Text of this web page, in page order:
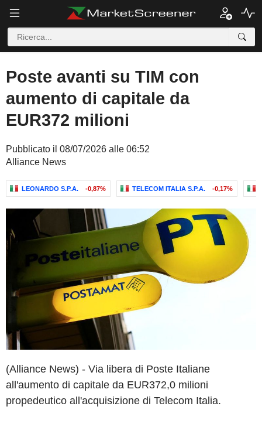
Poste avanti su TIM con
aumento di capitale da
EUR372 milioni
Pubblicato il 08/07/2026 alle 06:52
Alliance News
LEONARDO S.P.A. -0,87% TELECOM ITALIA S.P.A. -0,17%
(Alliance News) - Via libera di Poste Italiane
all'aumento di capitale da EUR372,0 milioni
propedeutico all'acquisizione di Telecom Italia.